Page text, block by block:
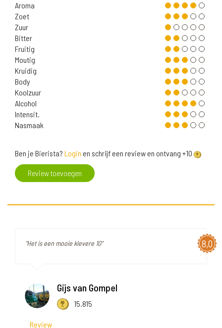
Aroma
Zoet
Zuur
Bitter
Fruitig
Moutig
Kruidig
Body
Koolzuur
Alcohol
Intensit.
Nasmaak
Ben je Bierista? Login en schrijf een review en ontvang +10
Review toevoegen
8,0
"Het is een mooie klevere 10"
Gijs van Gompel
15.815
Review